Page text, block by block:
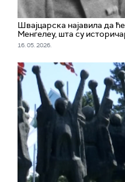
Швајцарска најавила да
Менгелеу, шта су
16. 05. 2026.